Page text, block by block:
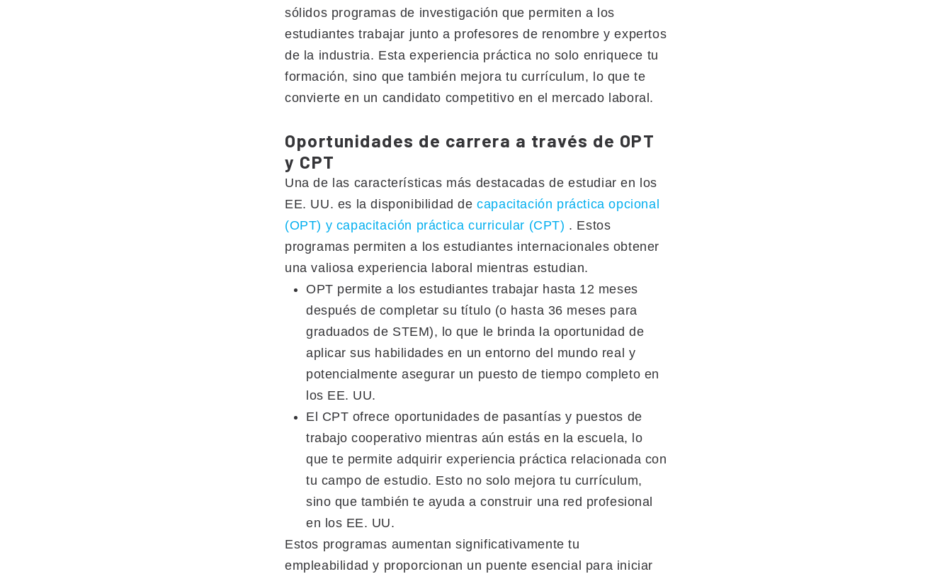
sólidos programas de investigación que permiten a los
estudiantes trabajar junto a profesores de renombre y expertos
de la industria. Esta experiencia práctica no solo enriquece tu
formación, sino que también mejora tu currículum, lo que te
convierte en un candidato competitivo en el mercado laboral.
Oportunidades de carrera a través de OPT
y CPT
Una de las características más destacadas de estudiar en los
EE. UU. es la disponibilidad decapacitación práctica opcional
(OPT) y capacitación práctica curricular (CPT) . Estos
programas permiten a los estudiantes internacionales obtener
una valiosa experiencia laboral mientras estudian.
OPT permite a los estudiantes trabajar hasta 12 meses
después de completar su título (o hasta 36 meses para
graduados de STEM), lo que le brinda la oportunidad de
aplicar sus habilidades en un entorno del mundo real y
potencialmente asegurar un puesto de tiempo completo en
los EE. UU.
El CPT ofrece oportunidades de pasantías y puestos de
trabajo cooperativo mientras aún estás en la escuela, lo
que te permite adquirir experiencia práctica relacionada con
tu campo de estudio. Esto no solo mejora tu currículum,
sino que también te ayuda a construir una red profesional
en los EE. UU.
Estos programas aumentan significativamente tu
empleabilidad y proporcionan un puente esencial para iniciar